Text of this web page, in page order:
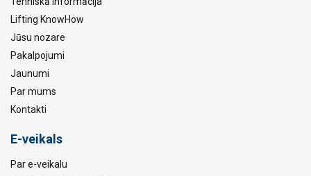
Lifting KnowHow
Jūsu nozare
Pakalpojumi
Jaunumi
Par mums
Kontakti
E-veikals
Par e-veikalu